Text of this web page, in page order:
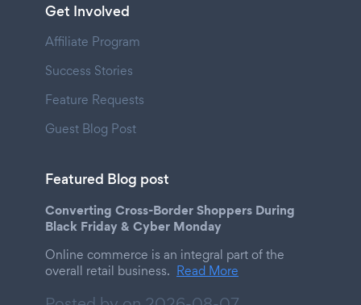
Get Involved
Affiliate Program
Success Stories
Feature Requests
Guest Blog Post
Featured Blog post
Converting Cross-Border Shoppers During
Black Friday & Cyber Monday
Online commerce is an integral part of the
overall retail business. Read More